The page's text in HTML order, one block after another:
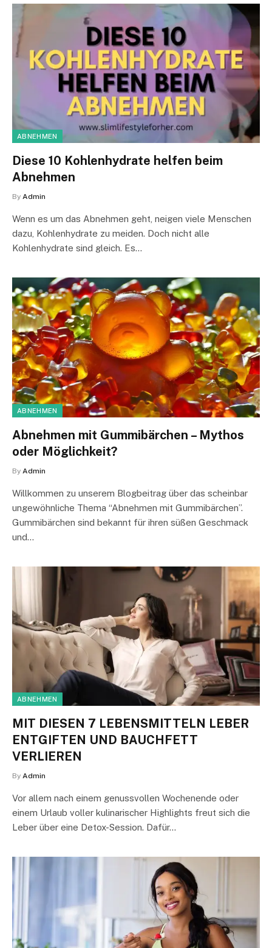
ABNEHMEN
Diese 10 Kohlenhydrate helfen beim
Abnehmen
By Admin
Wenn es um das Abnehmen geht, neigen viele Menschen
dazu, Kohlenhydrate zu meiden. Doch nicht alle
Kohlenhydrate sind gleich. Es…
ABNEHMEN
Abnehmen mit Gummibärchen – Mythos
oder Möglichkeit?
By Admin
Willkommen zu unserem Blogbeitrag über das scheinbar
ungewöhnliche Thema “Abnehmen mit Gummibärchen”.
Gummibärchen sind bekannt für ihren süßen Geschmack
und…
ABNEHMEN
MIT DIESEN 7 LEBENSMITTELN LEBER
ENTGIFTEN UND BAUCHFETT
VERLIEREN
By Admin
Vor allem nach einem genussvollen Wochenende oder
einem Urlaub voller kulinarischer Highlights freut sich die
Leber über eine Detox-Session. Dafür…